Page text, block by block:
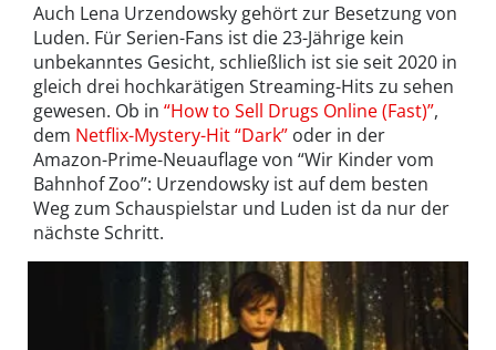
Auch Lena Urzendowsky gehört zur Besetzung von
Luden. Für Serien-Fans ist die 23-Jährige kein
unbekanntes Gesicht, schließlich ist sie seit 2020 in
gleich drei hochkarätigen Streaming-Hits zu sehen
gewesen. Ob in “How to Sell Drugs Online (Fast)”,
dem Netflix-Mystery-Hit “Dark” oder in der
Amazon-Prime-Neuauflage von “Wir Kinder vom
Bahnhof Zoo”: Urzendowsky ist auf dem besten
Weg zum Schauspielstar und Luden ist da nur der
nächste Schritt.